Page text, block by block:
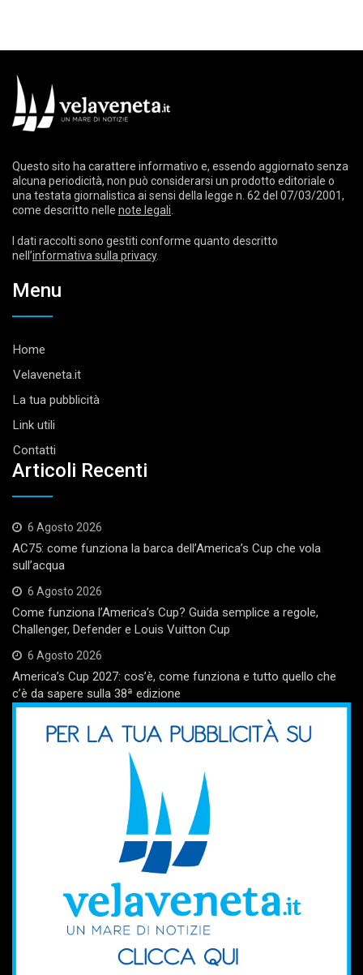
Questo sito ha carattere informativo e, essendo aggiornato senza
alcuna periodicità, non può considerarsi un prodotto editoriale o
una testata giornalistica ai sensi della legge n. 62 del 07/03/2001,
come descritto nelle note legali
I dati raccolti sono gestiti conforme quanto descritto
nell’informativa sulla privacy.
Menu
Home
Velaveneta.it
La tua pubblicità
Link utili
Contatti
Articoli Recenti
6 Agosto 2026
AC75: come funziona la barca dell’America’s Cup che vola
sull’acqua
6 Agosto 2026
Come funziona l’America’s Cup? Guida semplice a regole,
Challenger, Defender e Louis Vuitton Cup
6 Agosto 2026
America’s Cup 2027: cos’è, come funziona e tutto quello che
c’è da sapere sulla 38ª edizione